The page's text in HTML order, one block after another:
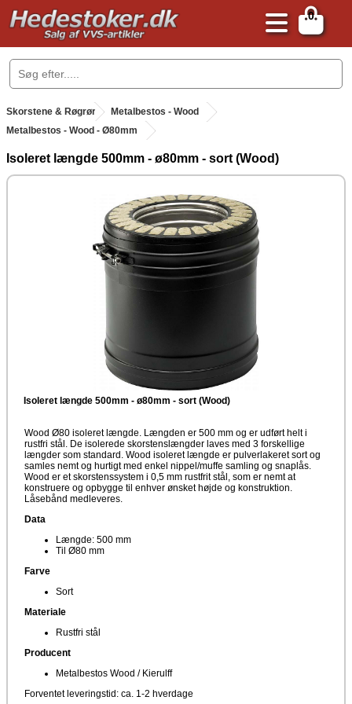
0
.
Skorstene & Røgrør .
Metalbestos - Wood
Metalbestos - Wood - Ø80mm
Isoleret længde 500mm - ø80mm - sort (Wood)
Isoleret længde 500mm - ø80mm - sort (Wood)
Wood Ø80 isoleret længde. Længden er 500 mm og er udført helt i
rustfri stål. De isolerede skorstenslængder laves med 3 forskellige
længder som standard. Wood isoleret længde er pulverlakeret sort og
samles nemt og hurtigt med enkel nippel/muffe samling og snaplås.
Wood er et skorstenssystem i 0,5 mm rustfrit stål, som er nemt at
konstruere og opbygge til enhver ønsket højde og konstruktion.
Låsebånd medleveres.
Data
Længde: 500 mm
Til Ø80 mm
Farve
Sort
Materiale
Rustfri stål
Producent
Metalbestos Wood / Kierulff
Forventet leveringstid: ca. 1-2 hverdage